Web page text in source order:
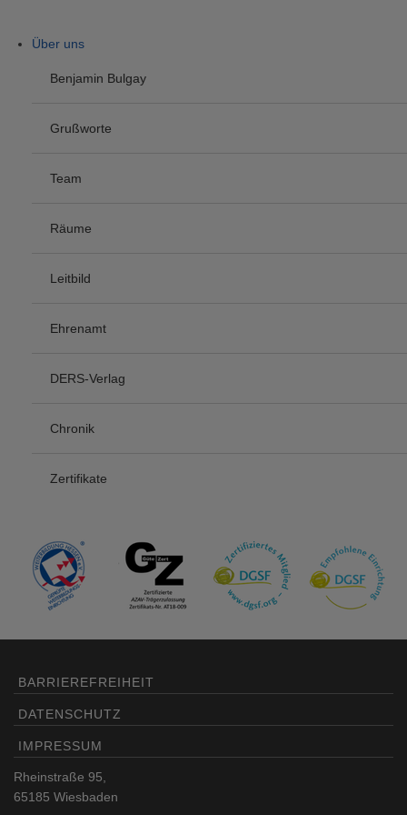
Über uns
Benjamin Bulgay
Grußworte
Team
Räume
Leitbild
Ehrenamt
DERS-Verlag
Chronik
Zertifikate
BARRIEREFREIHEIT
DATENSCHUTZ
IMPRESSUM
Rheinstraße 95,
65185 Wiesbaden